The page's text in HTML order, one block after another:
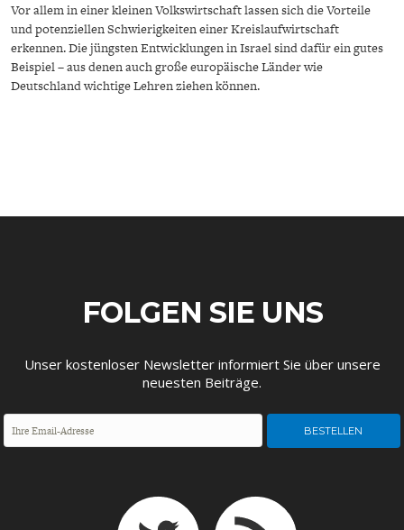
MACHT
Vor allem in einer kleinen Volkswirtschaft lassen sich die Vorteile
und potenziellen Schwierigkeiten einer Kreislaufwirtschaft
erkennen. Die jüngsten Entwicklungen in Israel sind dafür ein gutes
Beispiel – aus denen auch große europäische Länder wie
Deutschland wichtige Lehren ziehen können.
FOLGEN SIE UNS
Unser kostenloser Newsletter informiert Sie über unsere
neuesten Beiträge.